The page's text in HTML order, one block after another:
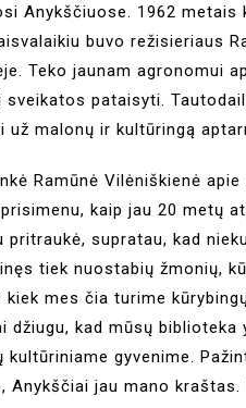
Anykščiuose. 1962 metais
buvo režisieriaus
Teko jaunam agronomui
sveikatos pataisyti.
malonų ir kultūringą
Ramūnė Vilėniškienė
kaip jau 20 metų
pritraukė, supratau, kad
tiek nuostabių žmonių,
kiek mes čia turime
džiugu, kad mūsų
gyvenime.
Anykščiai jau mano kraštas.